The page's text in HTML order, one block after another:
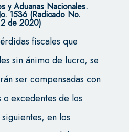
y Aduanas Nacionales.
1536 (Radicado No.
de 2020)
fiscales que
sin ánimo de lucro, se
ser compensadas con
excedentes de los
en los